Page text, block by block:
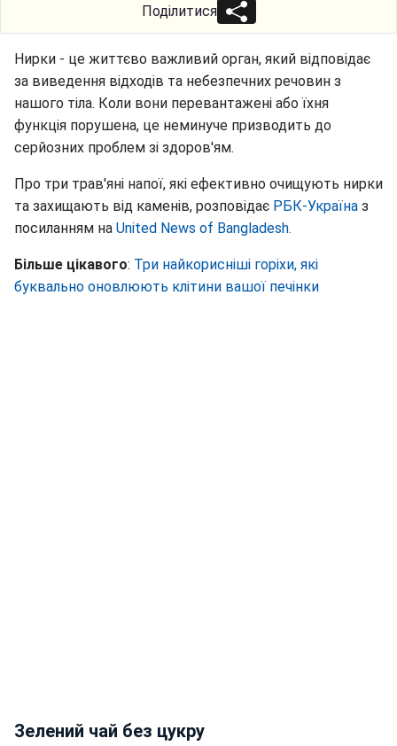
Поділитися
Нирки - це життєво важливий орган, який відповідає
за виведення відходів та небезпечних речовин з
нашого тіла. Коли вони перевантажені або їхня
функція порушена, це неминуче призводить до
серйозних проблем зі здоров'ям.
Про три трав'яні напої, які ефективно очищують нирки
та захищають від каменів, розповідає РБК-Україна з
посиланням на United News of Bangladesh.
Більше цікавого: Три найкорисніші горіхи, які
буквально оновлюють клітини вашої печінки
Зелений чай без цукру